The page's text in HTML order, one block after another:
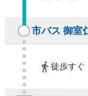
市バス 御室
徒歩すぐ